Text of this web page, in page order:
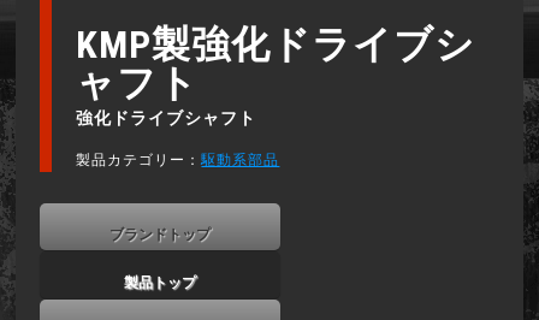
KMP製強化ドライブシ
ャフト
強化ドライブシャフト
製品カテゴリー：駆動系部品
ブランドトップ
製品トップ